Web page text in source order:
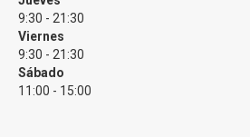
Fecundación In Vitro
Lafecundación in vitro (FIV)
fertilización in vitro, es un
9:30 - 21:30
Viernes
9:30 - 21:30
Sábado
11:00 - 15:00